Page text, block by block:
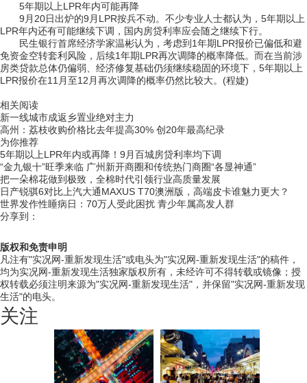
5年期以上LPR年内可能再降
9月20日出炉的9月LPR按兵不动。不少专业人士都认为，5年期以上
LPR年内还有可能继续下调，国内房贷利率应会随之继续下行。
民生银行首席经济学家温彬认为，考虑到1年期LPR报价已偏低和避
免资金空转套利风险，后续1年期LPR再次调降的概率降低。而在当前涉
房类贷款总体仍偏弱、经济修复基础仍须继续稳固的环境下，5年期以上
LPR报价在11月至12月再次调降的概率仍然比较大。(程婕)
相关阅读
新一线城市成返乡置业绝对主力
高州：荔枝收购价格比去年提高30% 创20年最高纪录
为你推荐
5年期以上LPR年内或再降！9月百城房贷利率均下调
“金九银十”旺季来临 广州新开商圈和传统热门商圈“各显神通”
把一朵棉花做到极致，全棉时代引领行业高质量发展
日产锐骐6对比上汽大通MAXUS T70澳洲版，高端皮卡谁魅力更大？
世界发作性睡病日：70万人受此困扰 青少年属高发人群
分享到：
版权和免责申明
凡注有"实况网-重新发现生活"或电头为"实况网-重新发现生活"的稿件，
均为实况网-重新发现生活独家版权所有，未经许可不得转载或镜像；授
权转载必须注明来源为"实况网-重新发现生活"，并保留"实况网-重新发现
生活"的电头。
关注